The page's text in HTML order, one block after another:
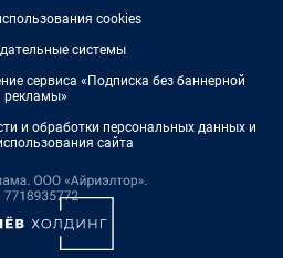
cookies
системы
сервиса «Подписка без баннерной
рекламы»
и обработки персональных данных и
сайта